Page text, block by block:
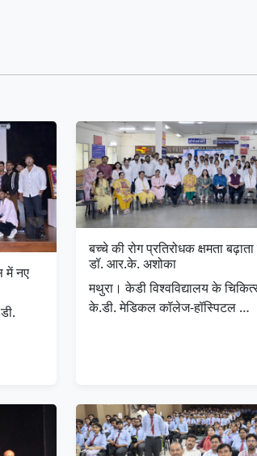
में नए
बच्चे की रोग प्रतिरोधक क्षमता
डॉ. आर.के. अशोका
मथुरा। केडी विश्वविद्यालय के
के.डी. मेडिकल कॉलेज-हॉस्पिटल …